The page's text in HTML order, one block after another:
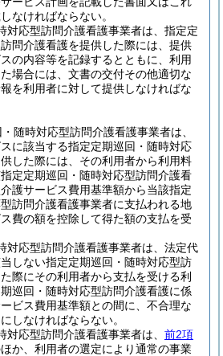
なければならない。
対応型訪問介護看護事業者は、指定定
問介護看護を提供した際には、提供
の内容等を記録するとともに、利用
場合には、文書の交付その他適切な
を利用者に対して提供しなければな
随時対応型訪問介護看護事業者は、
に該当する指定定期巡回・随時対応
した際には、その利用者から利用料
定定期巡回・随時対応型訪問介護看
護サービス費用基準額から当該指定
訪問介護看護事業者に支払われる地
費の額を控除して得た額の支払を受
対応型訪問介護看護事業者は、法定代
しない指定定期巡回・随時対応型訪
際にその利用者から支払を受ける利
巡回・随時対応型訪問介護看護に係
ビス費用基準額との間に、不合理な
しなければならない。
対応型訪問介護看護事業者は、 前2項
か、利用者の選定により通常の事業